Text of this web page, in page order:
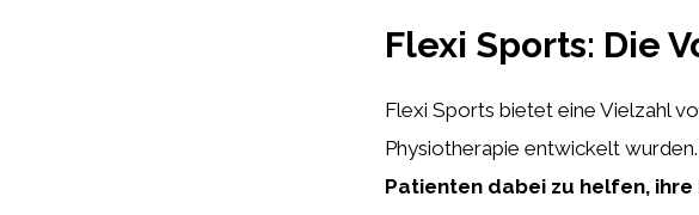
Flexi Sports: Die
Flexi Sports bietet eine Vielzahl
Physiotherapie entwickelt wurden.
Patienten dabei zu helfen,